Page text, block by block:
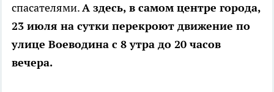
спасателями.А здесь, в самом центре города,
23 июля на сутки перекроют движение по
улице Воеводина с 8 утра до 20 часов
вечера.